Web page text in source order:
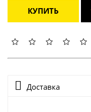
КУПИТЬ
Доставка